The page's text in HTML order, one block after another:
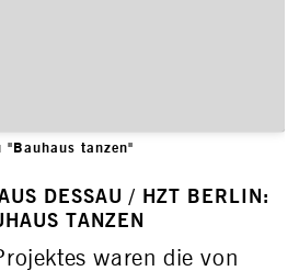
tanzen"
DESSAU / HZT BERLIN:
TANZEN
waren die von